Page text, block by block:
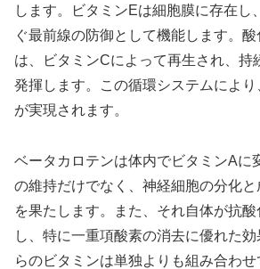
します。ビタミンEは細胞膜に存在し
ぐ最前線の防御として機能します。
は、ビタミンCによって再生され、持
発揮します。この循環システムによ
が実現されます。
ベータカロテンは体内でビタミンAに
の維持だけでなく、神経細胞の分化
を果たします。また、それ自体が抗
し、特に一重項酸素の消去に優れた
らのビタミンは単独よりも組み合わ